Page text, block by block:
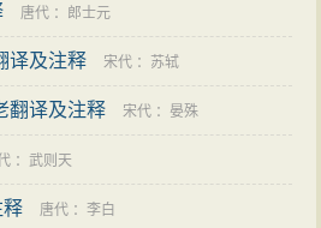
唐代 ： 郎士元
译及注释 宋代 ： 苏轼
翻译及注释 宋代 ： 晏殊
：武则天
释 唐代 ：李白